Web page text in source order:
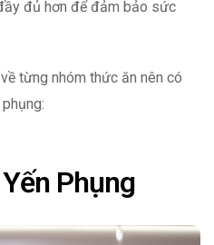
đủ hơn để đảm bảo sức
từng nhóm thức ăn nên có
Phụng